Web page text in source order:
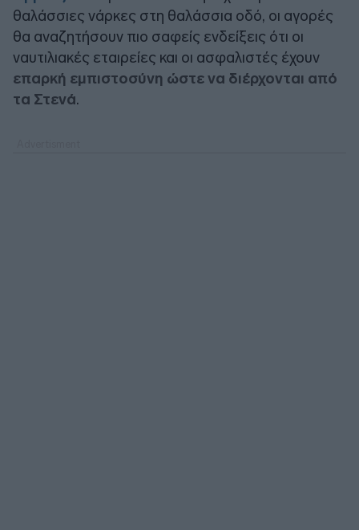
θαλάσσιες νάρκες στη θαλάσσια οδό, οι αγορές
θα αναζητήσουν πιο σαφείς ενδείξεις ότι οι
ναυτιλιακές εταιρείες και οι ασφαλιστές έχουν
επαρκή εμπιστοσύνη ώστε να διέρχονται από
τα Στενά.